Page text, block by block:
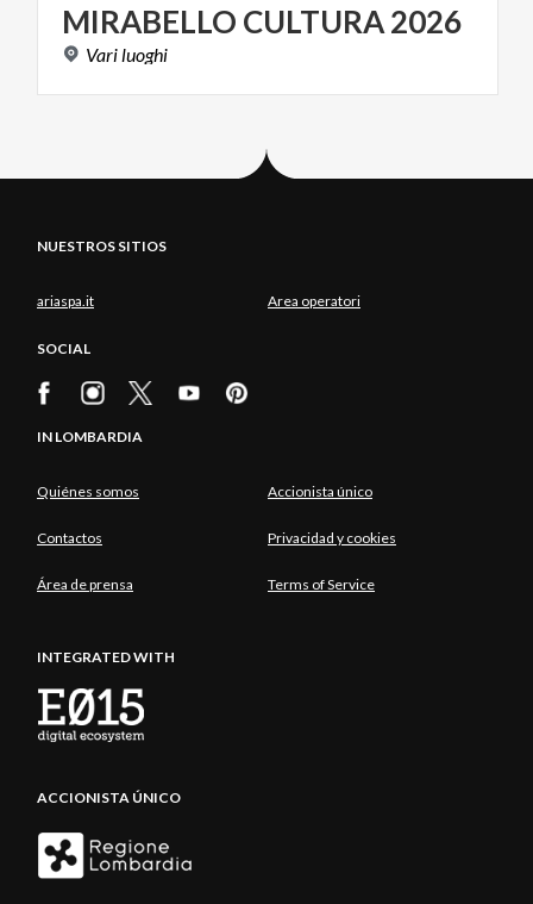
MIRABELLO CULTURA2026
Vari luoghi
NUESTROS SITIOS
ariaspa.it Area operatori
SOCIAL
IN LOMBARDIA
Quiénes somos Accionista único
Contactos Privacidad y cookies
Área de prensa Terms of Service
INTEGRATED WITH
ACCIONISTA ÚNICO